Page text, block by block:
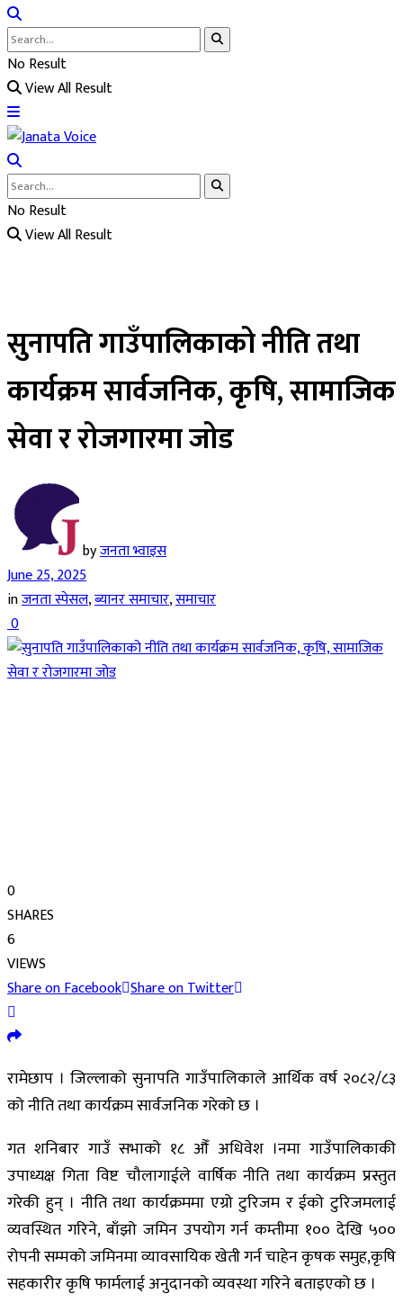
No Result
View All Result
No Result
View All Result
सुनापति गाउँपालिकाको नीति तथा
कार्यक्रम सार्वजनिक, कृषि, सामाजिक
सेवा र रोजगारमा जोड
byजनता भ्वाइस
June 25, 2025
inजनता स्पेसल,ब्यानर समाचार,समाचार
0
0
SHARES
6
VIEWS
Share on Facebook Share on Twitter
रामेछाप । जिल्लाको सुनापति गाउँपालिकाले आर्थिक वर्ष २०८२/८३
को नीति तथा कार्यक्रम सार्वजनिक गरेको छ ।
गत शनिबार गाउँ सभाको १८ औँ अधिवेश ।नमा गाउँपालिकाकी
उपाध्यक्ष गिता विष्ट चौलागाईले वार्षिक नीति तथा कार्यक्रम प्रस्तुत
गरेकी हुन् । नीति तथा कार्यक्रममा एग्रो टुरिजम र ईको टुरिजमलाई
व्यवस्थित गरिने, बाँझो जमिन उपयोग गर्न कम्तीमा १०० देखि ५००
रोपनी सम्मको जमिनमा व्यावसायिक खेती गर्न चाहेन कृषक समुह,कृषि
सहकारीर कृषि फार्मलाई अनुदानको व्यवस्था गरिने बताइएको छ ।